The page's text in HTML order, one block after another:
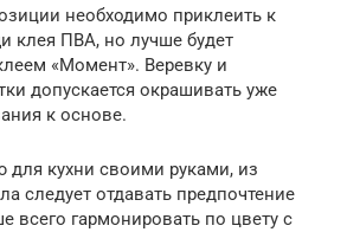
необходимо приклеить к
клея ПВА, но лучше будет
«Момент». Веревку и
допускается окрашивать уже
к основе.
кухни своими руками, из
следует отдавать предпочтение
всего гармонировать по цвету с